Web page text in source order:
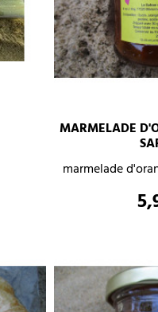
MARMELADE
marmelade